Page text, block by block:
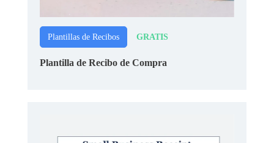
Plantillas de Recibos GRATIS
Plantilla de Recibo de Compra